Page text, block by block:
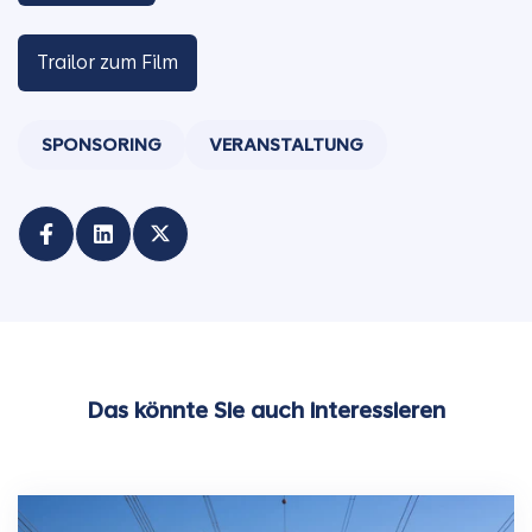
Trailor zum Film
SPONSORING VERANSTALTUNG
Das könnte Sie auch interessieren